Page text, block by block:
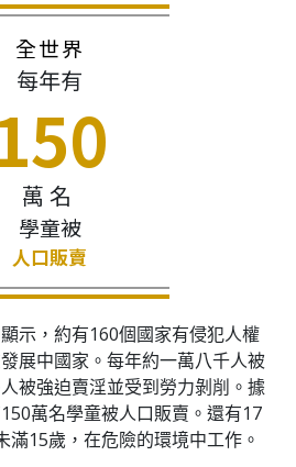
全世界
每年有
萬名
學童被
人口販賣
示，約有160個國家有侵犯人權
展中國家。每年約一萬八千人被
被強迫賣淫並受到勞力剝削。據
萬名學童被人口販賣。還有17
滿15歲，在危險的環境中工作。